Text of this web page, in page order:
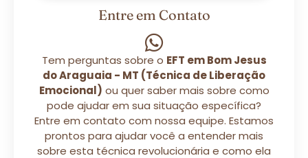
Entre em Contato
Tem perguntas sobre o EFT em Bom Jesus
do Araguaia - MT (Técnica de Liberação
Emocional) ou quer saber mais sobre como
pode ajudar em sua situação específica?
Entre em contato com nossa equipe. Estamos
prontos para ajudar você a entender mais
sobre esta técnica revolucionária e como ela